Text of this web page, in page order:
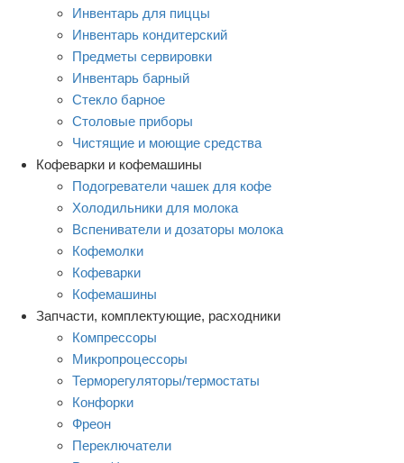
Инвентарь для пиццы
Инвентарь кондитерский
Предметы сервировки
Инвентарь барный
Стекло барное
Столовые приборы
Чистящие и моющие средства
Кофеварки и кофемашины
Подогреватели чашек для кофе
Холодильники для молока
Вспениватели и дозаторы молока
Кофемолки
Кофеварки
Кофемашины
Запчасти, комплектующие, расходники
Компрессоры
Микропроцессоры
Терморегуляторы/термостаты
Конфорки
Фреон
Переключатели